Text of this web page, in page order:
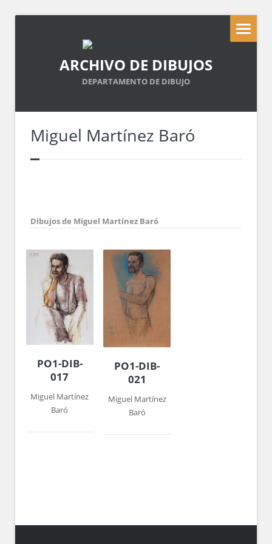
ARCHIVO DE DIBUJOS
DEPARTAMENTO DE DIBUJO
Miguel Martínez Baró
Dibujos de Miguel Martínez Baró
PO1-DIB-
017
Miguel Martínez
Baró
PO1-DIB-
021
Miguel Martínez
Baró